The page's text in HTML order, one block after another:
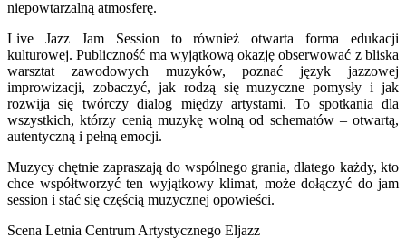
niepowtarzalną atmosferę.
Live Jazz Jam Session to również otwarta forma edukacji
kulturowej. Publiczność ma wyjątkową okazję obserwować z bliska
warsztat zawodowych muzyków, poznać język jazzowej
improwizacji, zobaczyć, jak rodzą się muzyczne pomysły i jak
rozwija się twórczy dialog między artystami. To spotkania dla
wszystkich, którzy cenią muzykę wolną od schematów – otwartą,
autentyczną i pełną emocji.
Muzycy chętnie zapraszają do wspólnego grania, dlatego każdy, kto
chce współtworzyć ten wyjątkowy klimat, może dołączyć do jam
session i stać się częścią muzycznej opowieści.
Scena Letnia Centrum Artystycznego Eljazz